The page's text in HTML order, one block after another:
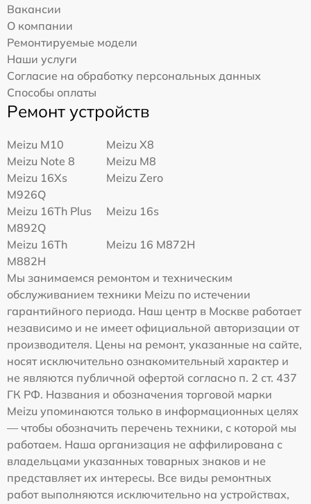
Вакансии
О компании
Ремонтируемые модели
Наши услуги
Согласие на обработку персональных данных
Способы оплаты
Ремонт устройств
Meizu M10
Meizu X8
Meizu Note 8
Meizu M8
Meizu 16Xs
M926Q
Meizu Zero
Meizu 16Th Plus
M892Q
Meizu 16s
Meizu 16Th
M882H
Meizu 16 M872H
Мы занимаемся ремонтом и техническим
обслуживанием техники Meizu по истечении
гарантийного периода. Наш центр в Москве работает
независимо и не имеет официальной авторизации от
производителя. Цены на ремонт, указанные на сайте,
носят исключительно ознакомительный характер и
не являются публичной офертой согласно п. 2 ст. 437
ГК РФ. Названия и обозначения торговой марки
Meizu упоминаются только в информационных целях
— чтобы обозначить перечень техники, с которой мы
работаем. Наша организация не аффилирована с
владельцами указанных товарных знаков и не
представляет их интересы. Все виды ремонтных
работ выполняются исключительно на устройствах,